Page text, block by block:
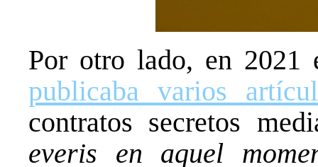
Por otro lado, en 2021
publicaba varios
contratos secretos
everis en aquel